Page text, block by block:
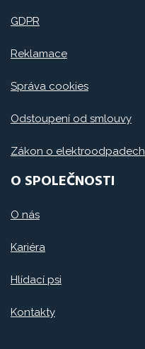
GDPR
Reklamace
Správa cookies
Odstoupení od smlouvy
Zákon o elektroodpadech
O SPOLEČNOSTI
O nás
Kariéra
Hlídací psi
Kontakty